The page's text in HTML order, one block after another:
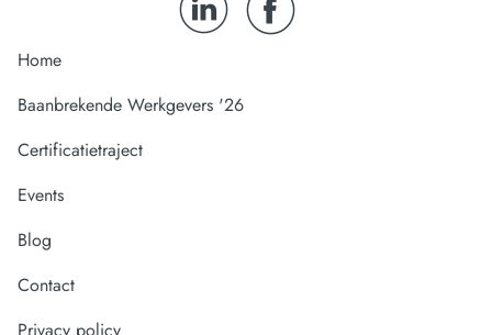
Home
Baanbrekende Werkgevers '26
Certificatietraject
Events
Blog
Contact